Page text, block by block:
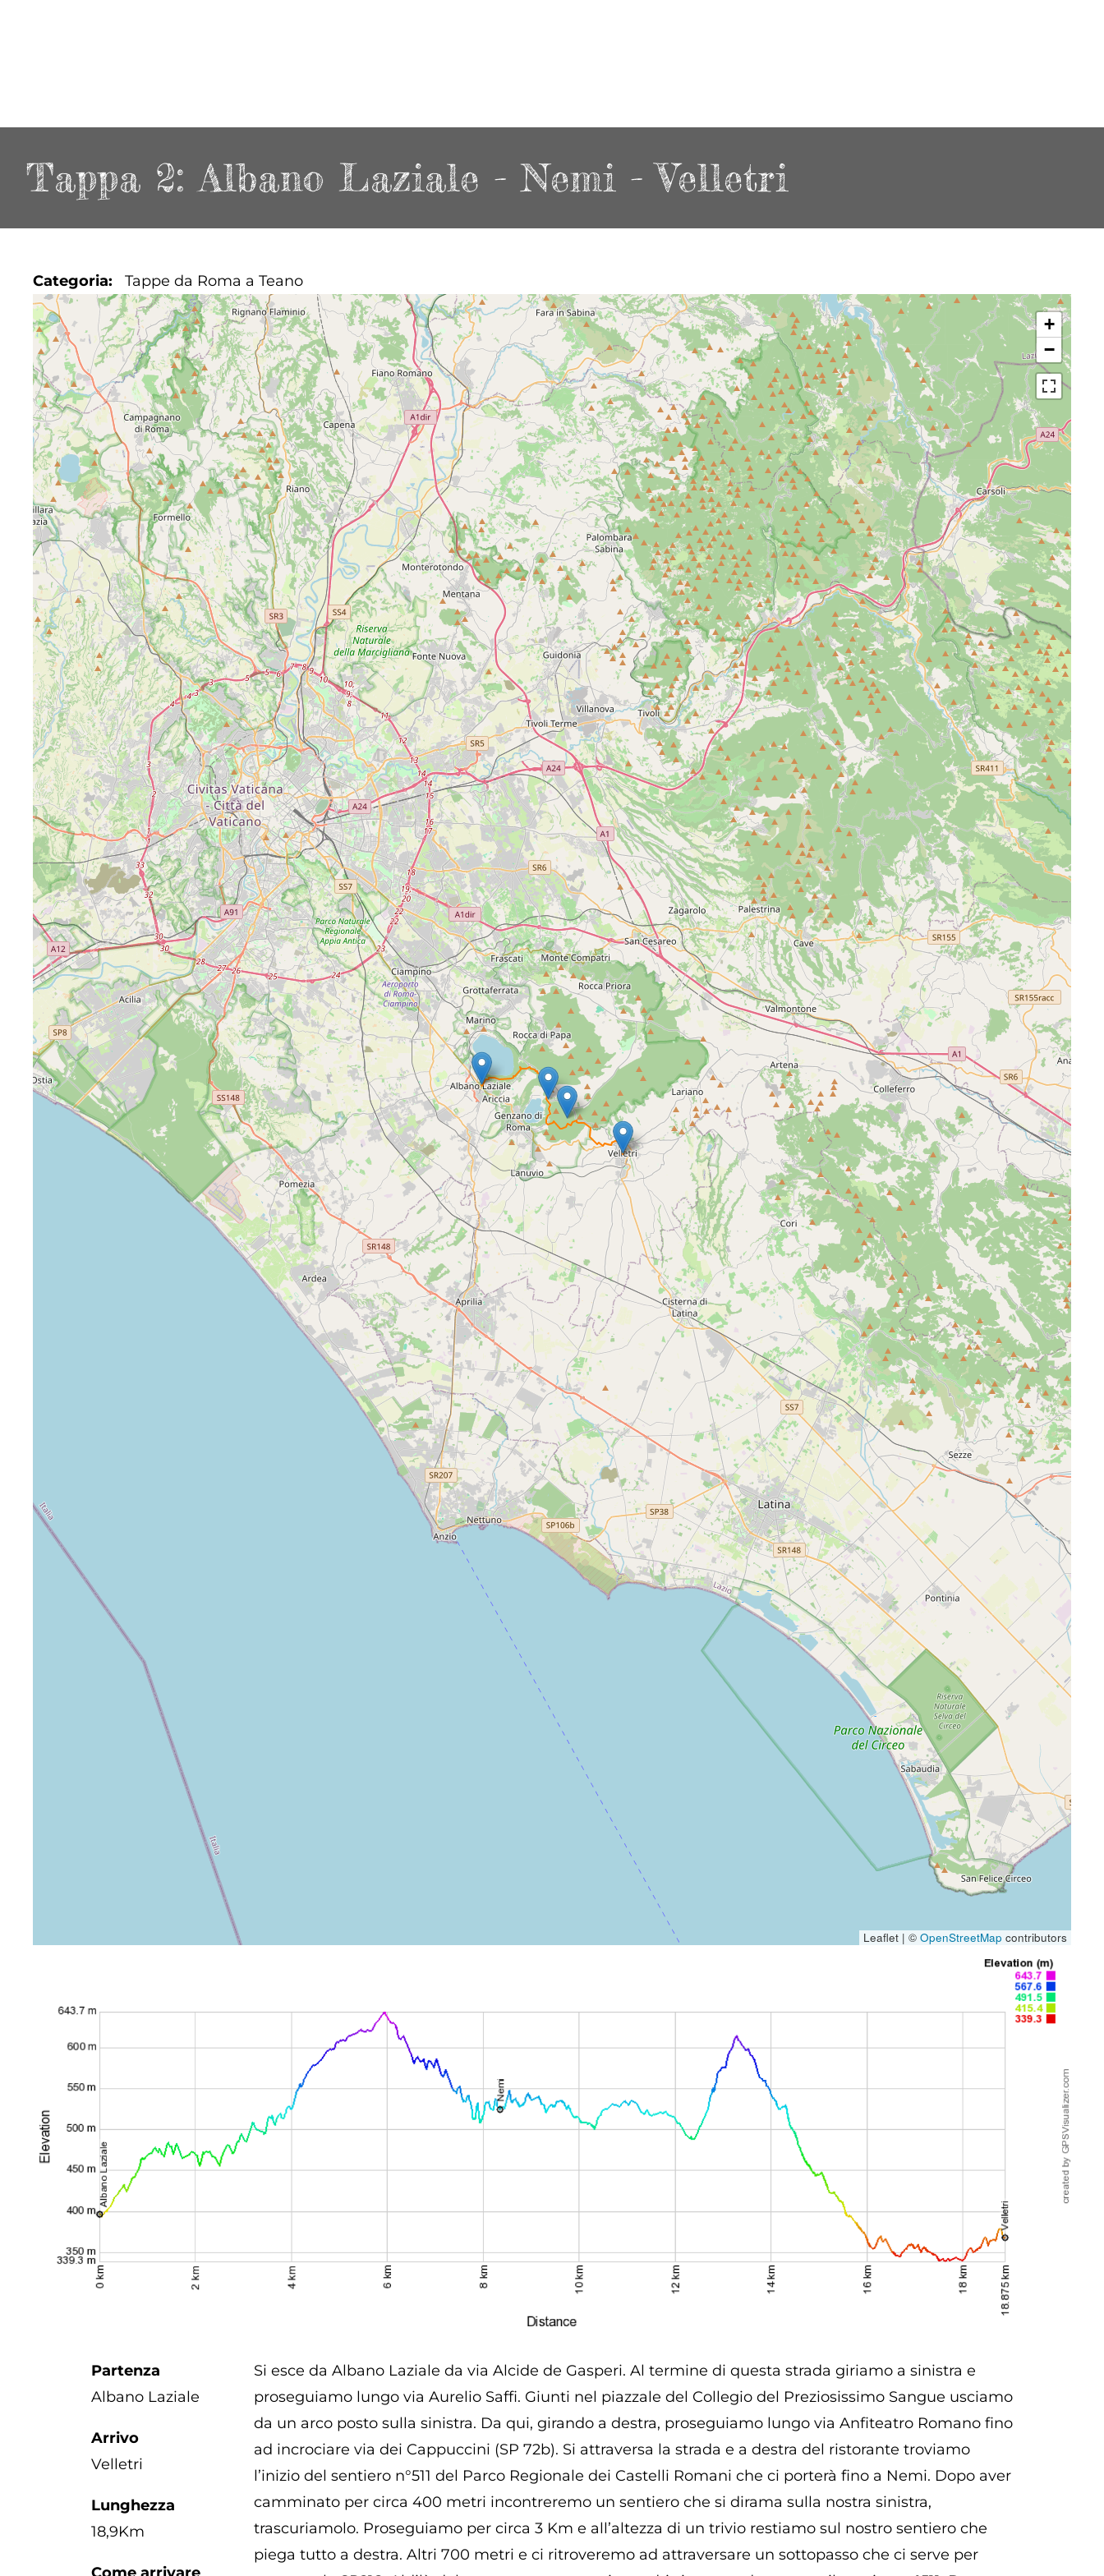
Tappa 2: Albano Laziale - Nemi - Velletri
Categoria Tappe da Roma a Teano
+
−
Leaflet | © OpenStreetMap contributors
Partenza
Albano Laziale
Arrivo
Velletri
Lunghezza
18,9Km
Si esce da Albano Laziale da via Alcide de Gasperi. Al termine di questa strada giriamo a sinistra e
proseguiamo lungo via Aurelio Saffi. Giunti nel piazzale del Collegio del Preziosissimo Sangue usciamo
da un arco posto sulla sinistra. Da qui, girando a destra, proseguiamo lungo via Anfiteatro Romano fino
ad incrociare via dei Cappuccini (SP 72b). Si attraversa la strada e a destra del ristorante troviamo
l’inizio del sentiero n°511 del Parco Regionale dei Castelli Romani che ci porterà fino a Nemi. Dopo aver
camminato per circa 400 metri incontreremo un sentiero che si dirama sulla nostra sinistra,
trascuriamolo. Proseguiamo per circa 3 Km e all’altezza di un trivio restiamo sul nostro sentiero che
piega tutto a destra. Altri 700 metri e ci ritroveremo ad attraversare un sottopasso che ci serve per